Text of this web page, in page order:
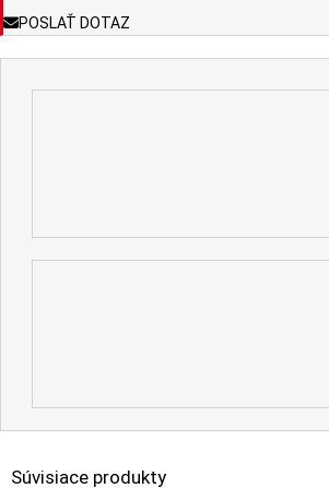
POSLAŤ DOTAZ
Súvisiace produkty